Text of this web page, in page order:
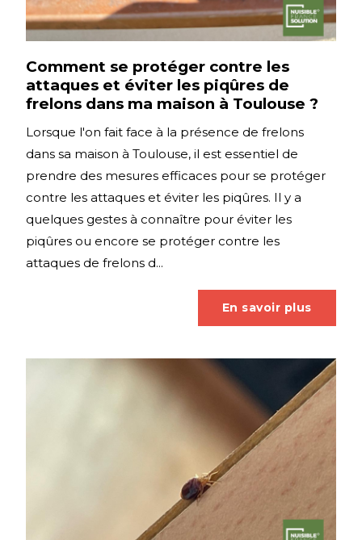
Comment se protéger contre les
attaques et éviter les piqûres de
frelons dans ma maison à Toulouse ?
Lorsque l'on fait face à la présence de frelons
dans sa maison à Toulouse, il est essentiel de
prendre des mesures efficaces pour se protéger
contre les attaques et éviter les piqûres. Il y a
quelques gestes à connaître pour éviter les
piqûres ou encore se protéger contre les
attaques de frelons d...
En savoir plus